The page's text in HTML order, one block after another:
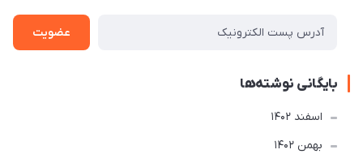
عضویت
بایگانی نوشته‌ها
اسفند 1402
بهمن 1402